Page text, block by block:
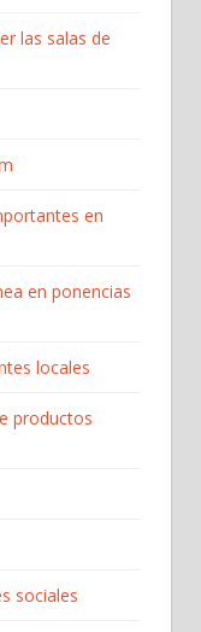
las salas de
en
en ponencias
locales
productos
sociales